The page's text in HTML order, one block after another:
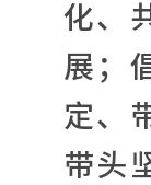
化、
展；
定、
带头